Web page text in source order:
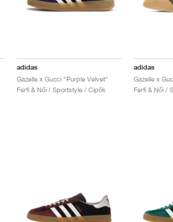
adidas
Gazelle x Gucci "Purple Velvet"
Férfi & Női / Sportstyle / Cipők
adidas
Férfi & Női /